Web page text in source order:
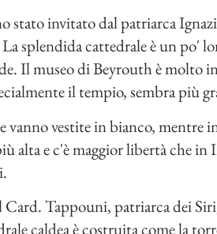
stato invitato dal patriarca
splendida cattedrale è un po'
Il museo di Beyrouth è molto
il tempio, sembra più
vanno vestite in bianco, mentre
alta e c'è maggior libertà che
Tappouni, patriarca dei
caldea è costruita come la